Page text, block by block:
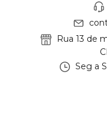
Rua 13 de
Seg a